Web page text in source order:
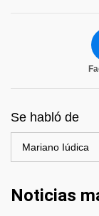
Se habló de
Mariano Iúdica
Noticias